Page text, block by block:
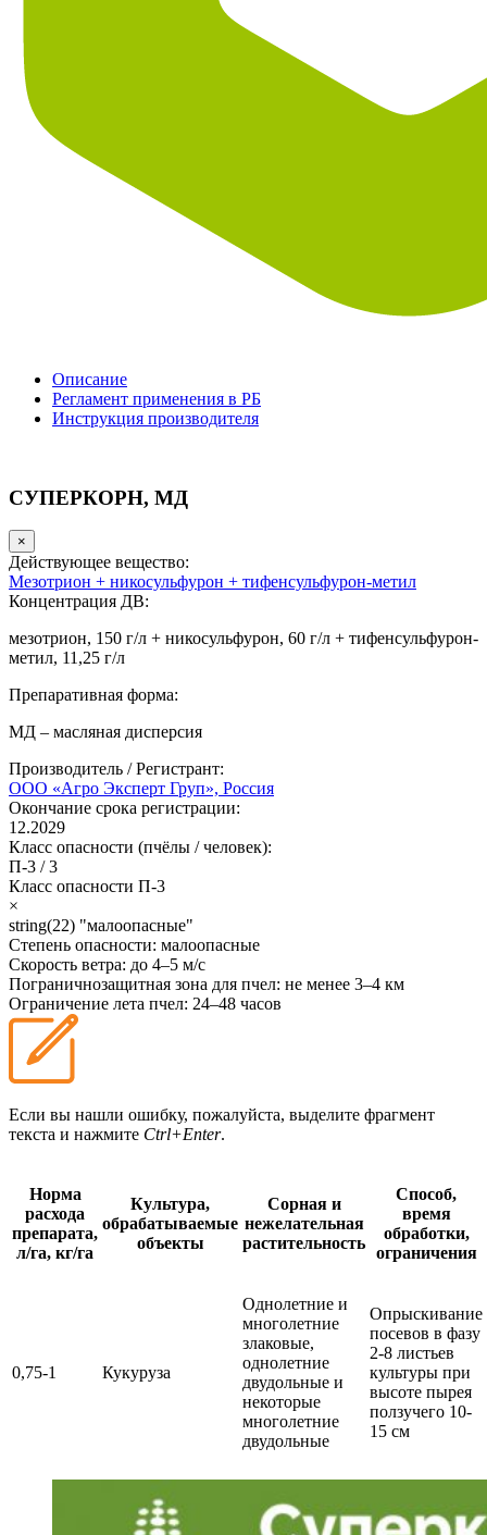
Описание
Регламент применения в РБ
Инструкция производителя
СУПЕРКОРН, МД
×
Действующее вещество:
Мезотрион + никосульфурон + тифенсульфурон-метил
Концентрация ДВ:
мезотрион, 150 г/л + никосульфурон, 60 г/л + тифенсульфурон-
метил, 11,25 г/л
Препаративная форма:
МД – масляная дисперсия
Производитель / Регистрант:
ООО «Агро Эксперт Груп», Россия
Окончание срока регистрации:
12.2029
Класс опасности (пчёлы / человек):
П-3 /3
Класс опасности П-3
×
string(22) "малоопасные"
Степень опасности: малоопасные
Скорость ветра: до 4–5 м/с
Пограничнозащитная зона для пчел: не менее 3–4 км
Ограничение лета пчел: 24–48 часов
Если вы нашли ошибку, пожалуйста, выделите фрагмент
текста и нажмите Ctrl+Enter.
Норма
расхода
препарата,
л/га, кг/га
Культура,
обрабатываемые
объекты
Сорная и
нежелательная
растительность
Способ,
время
обработки,
ограничения
0,75-1 Кукуруза
Однолетние и
многолетние
злаковые,
однолетние
двудольные и
некоторые
многолетние
двудольные
Опрыскивание
посевов в фазу
2-8 листьев
культуры при
высоте пырея
ползучего 10-
15 см